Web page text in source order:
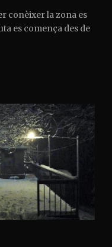
conèixer la zona es
es comença des de